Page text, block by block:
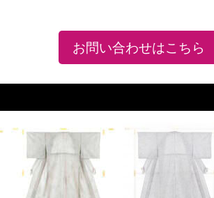
お問い合わせはこちら